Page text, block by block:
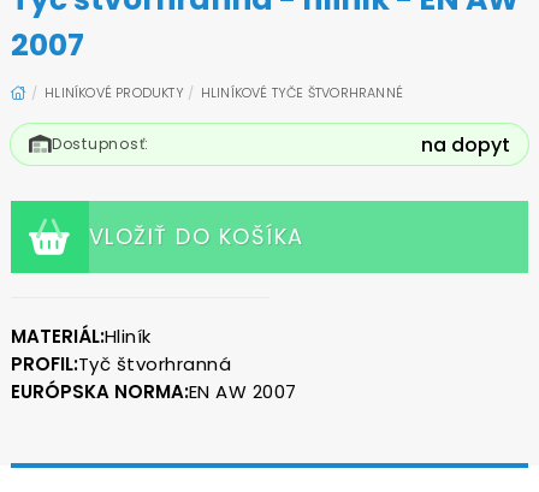
2007
HLINÍKOVÉ PRODUKTY HLINÍKOVÉ TYČE ŠTVORHRANNÉ
Dostupnosť: na dopyt
VLOŽIŤ DO KOŠÍKA
MATERIÁL:Hliník
PROFIL:Tyč štvorhranná
EURÓPSKA NORMA:EN AW 2007